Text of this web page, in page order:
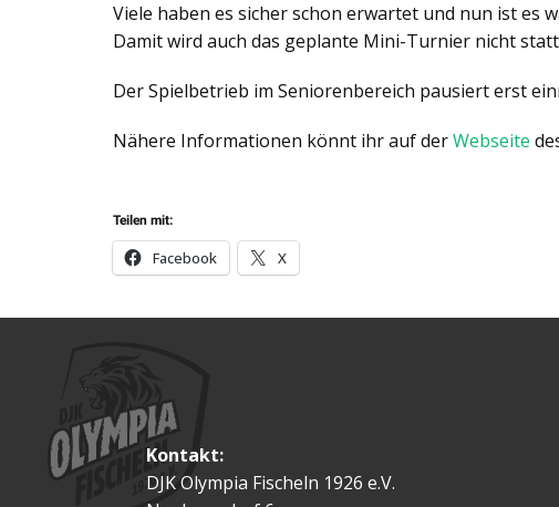
Viele haben es sicher schon erwartet und nun ist es
Damit wird auch das geplante Mini-Turnier nicht
Der Spielbetrieb im Seniorenbereich pausiert erst
Nähere Informationen könnt ihr auf derWebseite
Teilen mit:
Facebook X
Kontakt:
DJK Olympia Fischeln 1926 e.V.